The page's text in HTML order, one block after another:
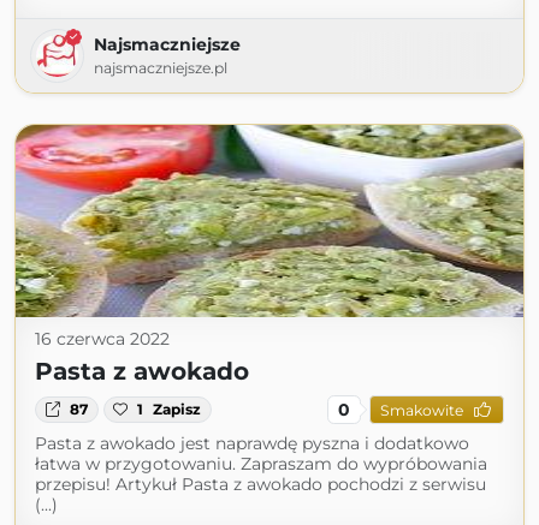
Najsmaczniejsze
najsmaczniejsze.pl
16 czerwca 2022
Pasta z awokado
87 1 Zapisz 0 Smakowite
Pasta z awokado jest naprawdę pyszna i dodatkowo
łatwa w przygotowaniu. Zapraszam do wypróbowania
przepisu! Artykuł Pasta z awokado pochodzi z serwisu
(...)